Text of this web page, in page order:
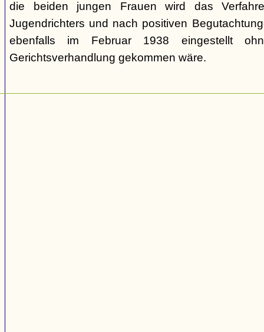
die beiden jungen Frauen wird das
Jugendrichters und nach positiven
ebenfalls im Februar 1938 eingestellt
Gerichtsverhandlung gekommen wäre.